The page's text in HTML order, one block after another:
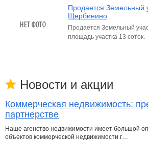
Продается Земельный
Щербинино
Продается Земельный
площадь участка 13 соток.
Новости и акции
Коммерческая недвижимость:
партнерстве
Наше агенство недвижимости имеет большой
объектов коммерческой недвижимости г…